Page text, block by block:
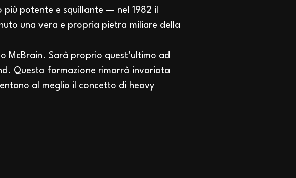
potente e squillante — nel 1982 il
una vera e propria pietra miliare della
McBrain. Sarà proprio quest’ultimo ad
Questa formazione rimarrà invariata
al meglio il concetto di heavy